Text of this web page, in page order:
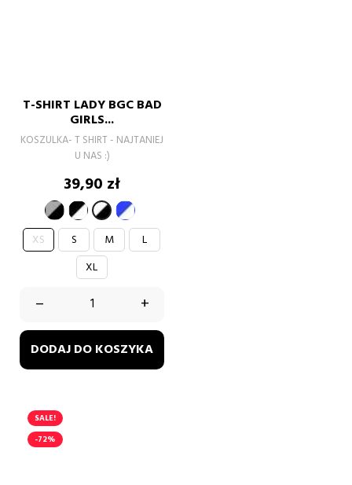
T-SHIRT LADY BGC BAD
GIRLS...
KOSZULKA- T SHIRT - NAJTANIEJ
U NAS :)
Cena
39,90 zł
szary-
czarny
czarno-
biały
biały-
czarny
niebieski-
biały
XS S M
L
XL
– +
DODAJ DO KOSZYKA
SALE!
-72%